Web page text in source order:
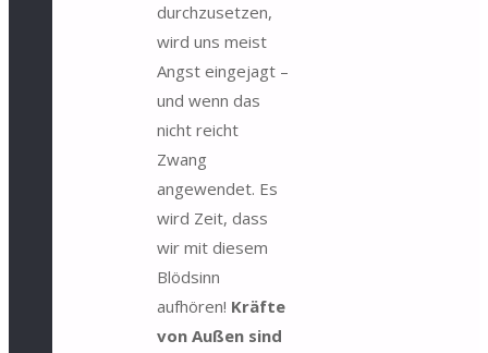
durchzusetzen,
wird uns meist
Angst eingejagt –
und wenn das
nicht reicht
Zwang
angewendet. Es
wird Zeit, dass
wir mit diesem
Blödsinn
aufhören! Kräfte
von Außen sind